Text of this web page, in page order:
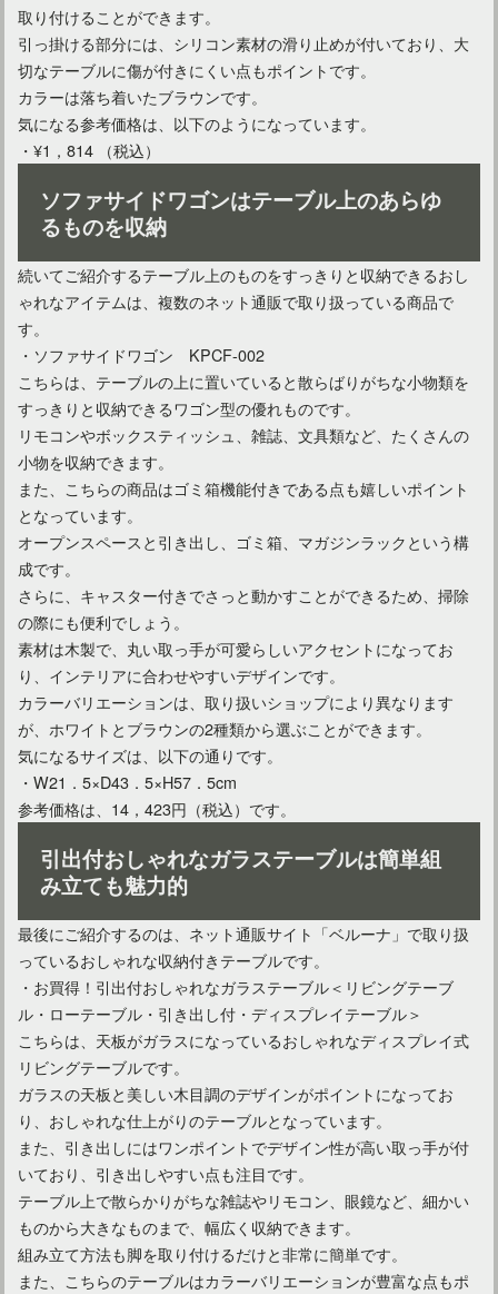
家具をおしゃれに演出したい！きれいに塗り替える方法とは？
取り付けることができます。
引っ掛ける部分には、シリコン素材の滑り止めが付いており、大
切なテーブルに傷が付きにくい点もポイントです。
カラーは落ち着いたブラウンです。
気になる参考価格は、以下のようになっています。
・¥1，814 （税込）
ソファサイドワゴンはテーブル上のあらゆ
るものを収納
続いてご紹介するテーブル上のものをすっきりと収納できるおし
ゃれなアイテムは、複数のネット通販で取り扱っている商品で
す。
・ソファサイドワゴン KPCF-002
こちらは、テーブルの上に置いていると散らばりがちな小物類を
すっきりと収納できるワゴン型の優れものです。
リモコンやボックスティッシュ、雑誌、文具類など、たくさんの
小物を収納できます。
また、こちらの商品はゴミ箱機能付きである点も嬉しいポイント
となっています。
オープンスペースと引き出し、ゴミ箱、マガジンラックという構
成です。
さらに、キャスター付きでさっと動かすことができるため、掃除
の際にも便利でしょう。
素材は木製で、丸い取っ手が可愛らしいアクセントになってお
り、インテリアに合わせやすいデザインです。
カラーバリエーションは、取り扱いショップにより異なります
が、ホワイトとブラウンの2種類から選ぶことができます。
気になるサイズは、以下の通りです。
・W21．5×D43．5×H57．5cm
参考価格は、14，423円（税込）です。
引出付おしゃれなガラステーブルは簡単組
み立ても魅力的
最後にご紹介するのは、ネット通販サイト「ベルーナ」で取り扱
っているおしゃれな収納付きテーブルです。
・お買得！引出付おしゃれなガラステーブル＜リビングテーブ
ル・ローテーブル・引き出し付・ディスプレイテーブル＞
こちらは、天板がガラスになっているおしゃれなディスプレイ式
リビングテーブルです。
ガラスの天板と美しい木目調のデザインがポイントになってお
り、おしゃれな仕上がりのテーブルとなっています。
また、引き出しにはワンポイントでデザイン性が高い取っ手が付
いており、引き出しやすい点も注目です。
テーブル上で散らかりがちな雑誌やリモコン、眼鏡など、細かい
ものから大きなものまで、幅広く収納できます。
組み立て方法も脚を取り付けるだけと非常に簡単です。
また、こちらのテーブルはカラーバリエーションが豊富な点もポ